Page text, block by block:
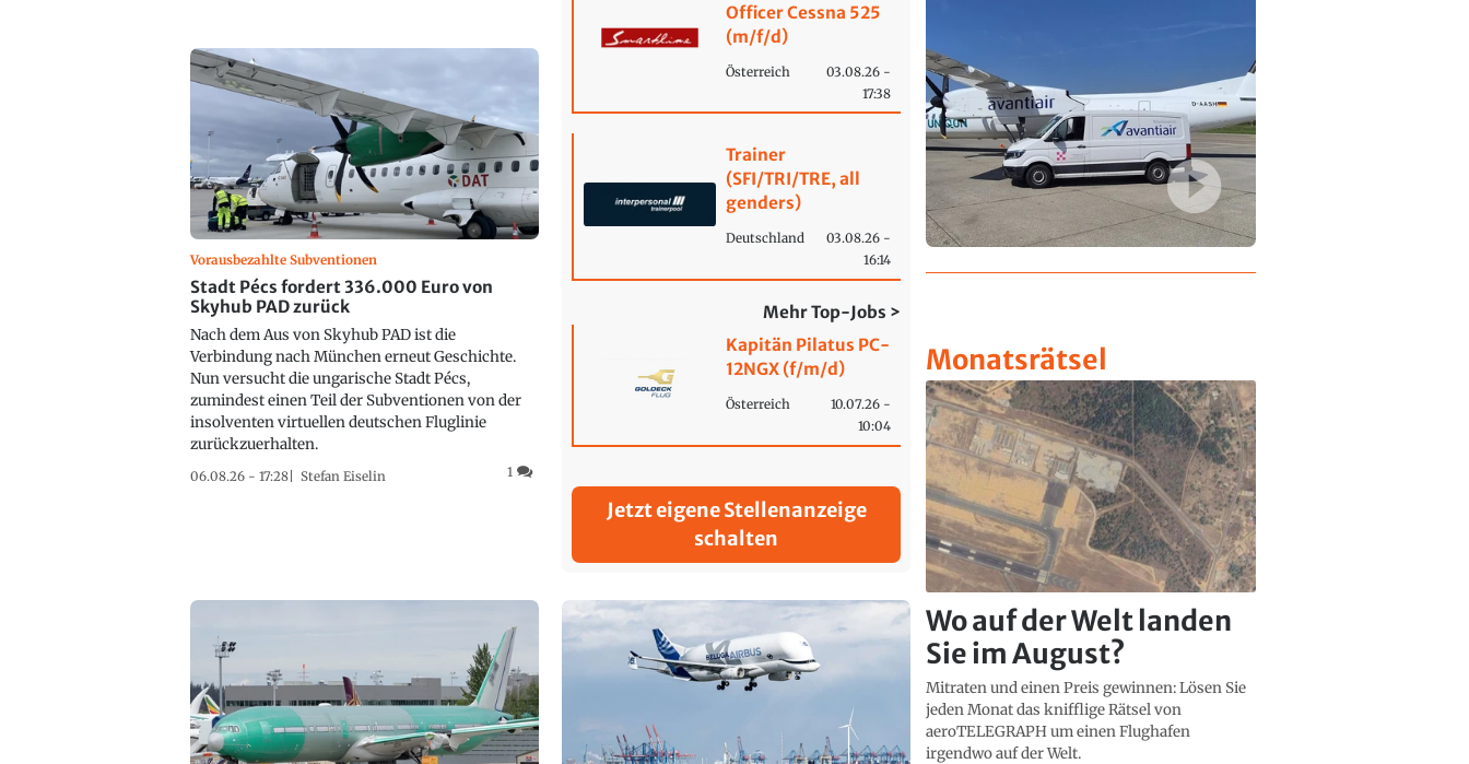
Vorausbezahlte Subventionen
Stadt Pécs fordert 336.000 Euro von
Skyhub PAD zurück
Nach dem Aus von Skyhub PAD ist die
Verbindung nach München erneut Geschichte.
Nun versucht die ungarische Stadt Pécs,
zumindest einen Teil der Subventionen von der
insolventen virtuellen deutschen Fluglinie
zurückzuerhalten.
06.08.26 - 17:28 Stefan Eiselin 1
Officer Cessna 525
(m/f/d)
Österreich
03.08.26 -
17:38
Trainer
(SFI/TRI/TRE, all
genders)
Deutschland
03.08.26 -
16:14
Mehr Top-Jobs >
Kapitän Pilatus PC-
12NGX (f/m/d)
Österreich
10.07.26 -
10:04
Jetzt eigene Stellenanzeige
schalten
Monatsrätsel
Wo auf der Welt landen
Sie im August?
Mitraten und einen Preis gewinnen: Lösen Sie
jeden Monat das knifflige Rätsel von
aeroTELEGRAPH um einen Flughafen
irgendwo auf der Welt.